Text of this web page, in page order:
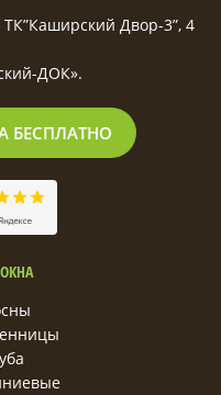
Двор-3”, 4
ДОК».
БЕСПЛАТНО